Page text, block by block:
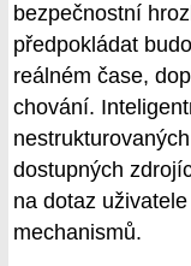
bezpečnostní
předpokládat
reálném čase,
chování.
dostupných
na dotaz
mechanismů.